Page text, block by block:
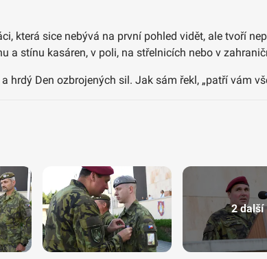
která sice nebývá na první pohled vidět, ale tvoří
a stínu kasáren, v poli, na střelnicích nebo v
hrdý Den ozbrojených sil. Jak sám řekl, „patří vám
2 další